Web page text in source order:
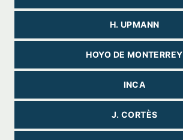
H. UPMANN
HOYO DE MONTERREY
INCA
J. CORTÈS